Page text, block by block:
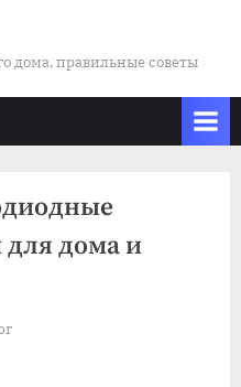
дома, правильные советы
дома и